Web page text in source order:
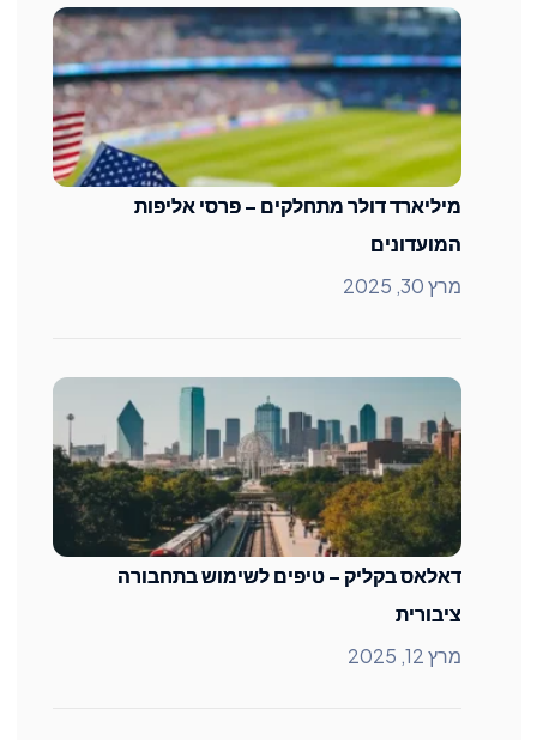
מיליארד דולר מתחלקים – פרסי אליפות
המועדונים
מרץ 30, 2025
דאלאס בקליק – טיפים לשימוש בתחבורה
ציבורית
מרץ 12, 2025